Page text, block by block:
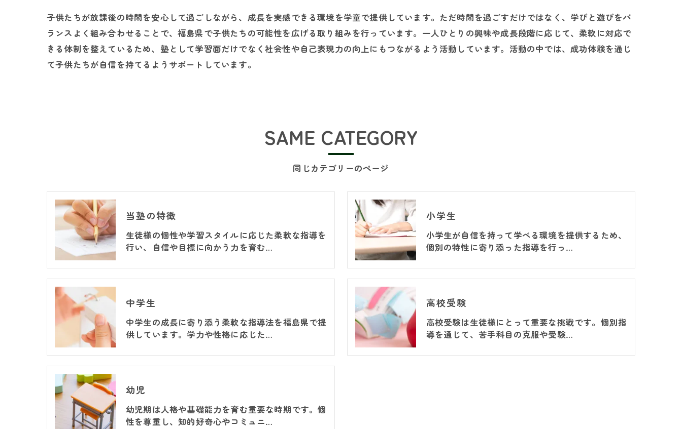
子供たちが放課後の時間を安心して過ごしながら、成長を実感できる環境を学童で提供しています。ただ時間を過ごすだけではなく、学びと遊びをバ
ランスよく組み合わせることで、福島県で子供たちの可能性を広げる取り組みを行っています。一人ひとりの興味や成長段階に応じて、柔軟に対応で
きる体制を整えているため、塾として学習面だけでなく社会性や自己表現力の向上にもつながるよう活動しています。活動の中では、成功体験を通じ
て子供たちが自信を持てるようサポートしています。
同じカテゴリーのページ
SAME CATEGORY
当塾の特徴
生徒様の個性や学習スタイルに応じた柔軟な指導を
行い、自信や目標に向かう力を育む…
小学生
小学生が自信を持って学べる環境を提供するため、
個別の特性に寄り添った指導を行っ…
中学生
中学生の成長に寄り添う柔軟な指導法を福島県で提
供しています。学力や性格に応じた…
高校受験
高校受験は生徒様にとって重要な挑戦です。個別指
導を通じて、苦手科目の克服や受験…
幼児
幼児期は人格や基礎能力を育む重要な時期です。個
性を尊重し、知的好奇心やコミュニ…